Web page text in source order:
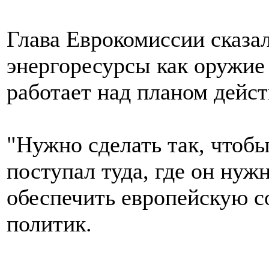
Глава Еврокомиссии
энергоресурсы как
работает над планом
"Нужно сделать так,
поступал туда, где он
обеспечить европейскую
политик.